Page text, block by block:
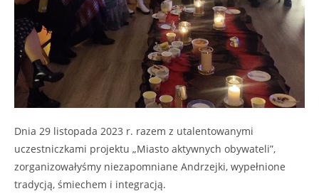
Dnia 29 listopada 2023 r. razem z utalentowanymi
uczestniczkami projektu „Miasto aktywnych obywateli”,
zorganizowałyśmy niezapomniane Andrzejki, wypełnione
tradycją, śmiechem i integracją.